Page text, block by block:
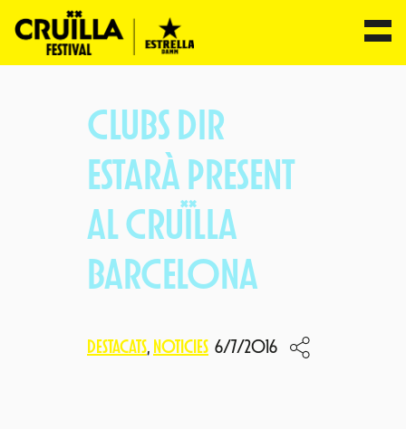
CLUBS DIR
ESTARÀ PRESENT
AL CRUÏLLA
BARCELONA
DESTACATS, NOTICIES 6/7/2016